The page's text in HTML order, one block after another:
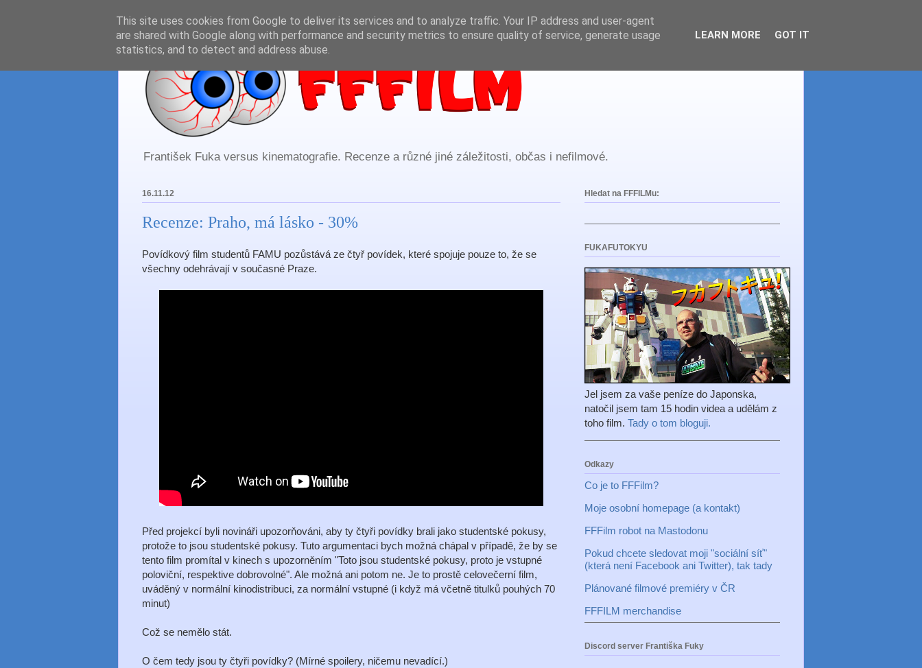
František Fuka versus kinematografie. Recenze a různé jiné záležitosti, občas i nefilmové.
16.11.12
Recenze: Praho, má lásko - 30%
Povídkový film studentů FAMU pozůstává ze čtyř povídek, které spojuje pouze to, že se
všechny odehrávají v současné Praze.
Před projekcí byli novináři upozorňováni, aby ty čtyři povídky brali jako studentské pokusy,
protože to jsou studentské pokusy. Tuto argumentaci bych možná chápal v případě, že by se
tento film promítal v kinech s upozorněním "Toto jsou studentské pokusy, proto je vstupné
poloviční, respektive dobrovolné". Ale možná ani potom ne. Je to prostě celovečerní film,
uváděný v normální kinodistribuci, za normální vstupné (i když má včetně titulků pouhých 70
minut)
Což se nemělo stát.
O čem tedy jsou ty čtyři povídky? (Mírné spoilery, ničemu nevadící.)
Hledat na FFFILMu:
FUKAFUTOKYU
Jel jsem za vaše peníze do Japonska,
natočil jsem tam 15 hodin videa a udělám z
toho film. Tady o tom bloguji.
Odkazy
Co je to FFFilm?
Moje osobní homepage (a kontakt)
FFFilm robot na Mastodonu
Pokud chcete sledovat moji "sociální síť"
(která není Facebook ani Twitter), tak tady
Plánované filmové premiéry v ČR
FFFILM merchandise
Discord server Františka Fuky
This site uses cookies from Google to deliver its services and to analyze traffic. Your IP address and user-agent
are shared with Google along with performance and security metrics to ensure quality of service, generate usage
statistics, and to detect and address abuse.
LEARN MORE GOT IT